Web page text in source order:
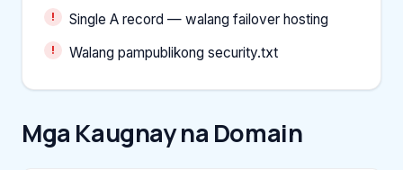
Single A record — walang failover hosting
Walang pampublikong security.txt
Mga Kaugnay na Domain